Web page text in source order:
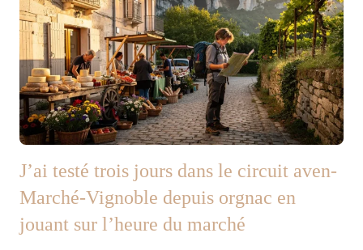
J’ai testé trois jours dans le circuit aven-
Marché-Vignoble depuis orgnac en
jouant sur l’heure du marché